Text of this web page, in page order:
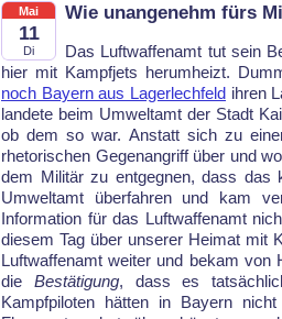
Mai
11
Di
Wie unangenehm fürs
Das Luftwaffenamt tut sein
hier mit Kampfjets herumheizt.
noch Bayern aus Lagerlechfeld ihren
landete beim Umweltamt der Stadt
ob dem so war. Anstatt sich zu
rhetorischen Gegenangriff über und
dem Militär zu entgegnen, dass das
Umweltamt überfahren und kam
Information für das Luftwaffenamt
diesem Tag über unserer Heimat mit
Luftwaffenamt weiter und bekam von
die Bestätigung, dass es
Kampfpiloten hätten in Bayern